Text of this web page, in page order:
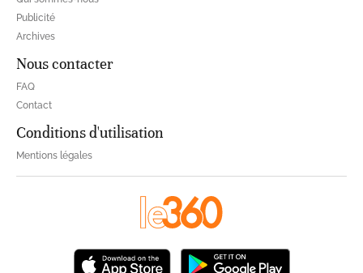
Publicité
Archives
Nous contacter
FAQ
Contact
Conditions d'utilisation
Mentions légales